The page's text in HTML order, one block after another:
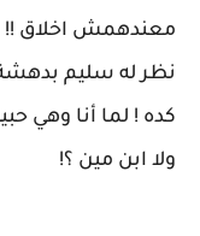
معندهمش اخلاق !!
نظر له سليم
كده ! لما أنا وهي
ولا ابن مين ؟!